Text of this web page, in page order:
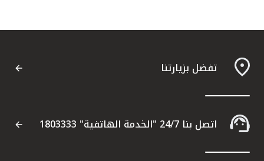
تفضل بزيارتنا
اتصل بنا 24/7 "الخدمة الهاتفية" 1803333